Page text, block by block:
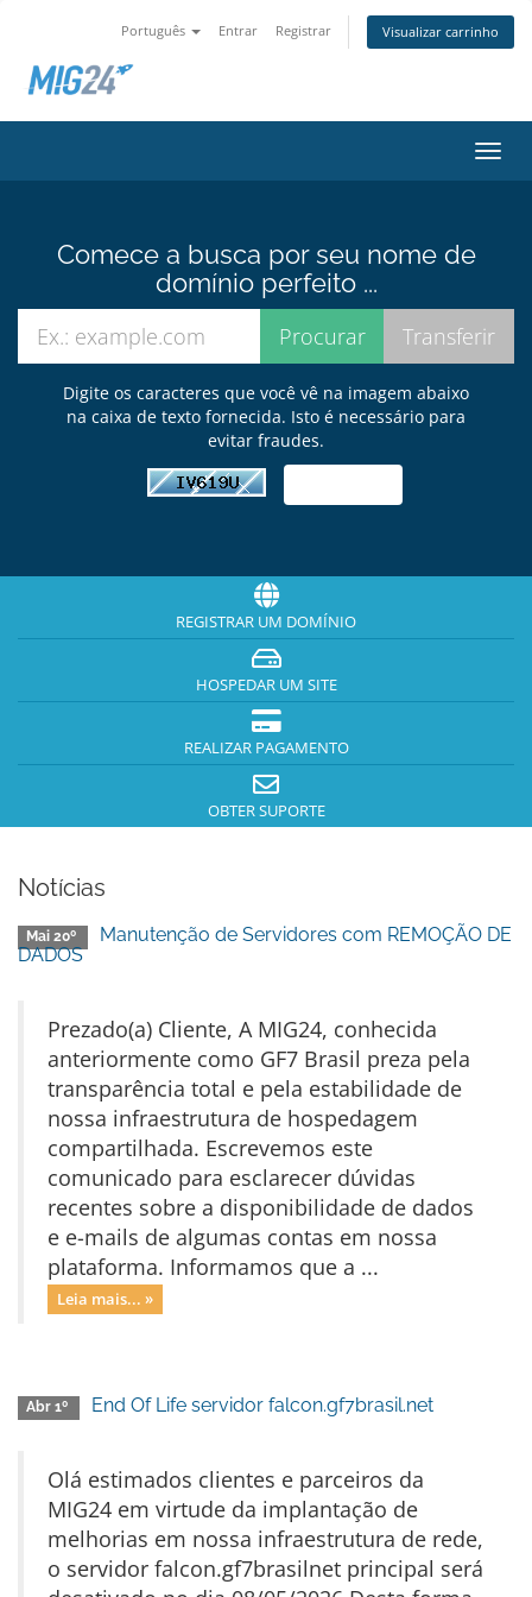
Português Entrar Registrar Visualizar carrinho
Comece a busca por seu nome de
domínio perfeito ...
Digite os caracteres que você vê na imagem abaixo
na caixa de texto fornecida. Isto é necessário para
evitar fraudes.
REGISTRAR UM DOMÍNIO
HOSPEDAR UM SITE
REALIZAR PAGAMENTO
OBTER SUPORTE
Notícias
Mai 20º
Manutenção de Servidores com REMOÇÃO DE
DADOS
Prezado(a) Cliente, A MIG24, conhecida
anteriormente como GF7 Brasil preza pela
transparência total e pela estabilidade de
nossa infraestrutura de hospedagem
compartilhada. Escrevemos este
comunicado para esclarecer dúvidas
recentes sobre a disponibilidade de dados
e e-mails de algumas contas em nossa
plataforma. Informamos que a ...
Leia mais... »
Abr 1º End Of Life servidor falcon.gf7brasil.net
Olá estimados clientes e parceiros da
MIG24 em virtude da implantação de
melhorias em nossa infraestrutura de rede,
o servidor falcon.gf7brasilnet principal será